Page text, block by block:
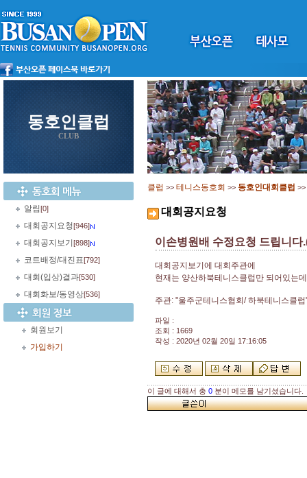
동호인클럽
CLUB
알림[0]
대회공지요청[946]
대회공지보기 [898]
코트배정/대진표[792]
대회(입상)결과[530]
대회화보/동영상[536]
회원보기
가입하기
클럽 >> 테니스동호회 >> 동호인대회클럽 >>
대회공지요청
이손병원배 수정요청 드립니다
대회공지보기에 대회주관에
현재는 양산하북테니스클럽만 되어있는
주관: "울주군테니스협회/ 하북테니스클
파일 :
조회 : 1669
작성 : 2020년 02월 20일 17:16:05
이 글에 대해서 총 0 분이 메모를 남기셨습니다.